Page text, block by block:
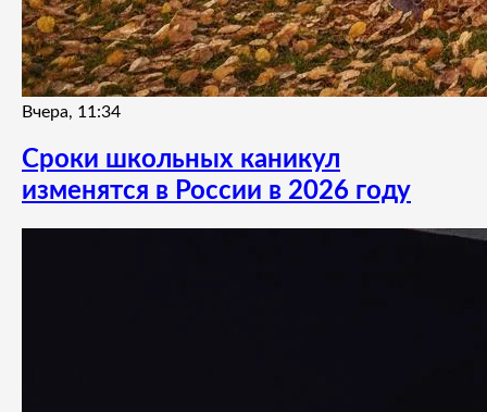
Вчера, 11:34
Сроки школьных каникул
изменятся в России в 2026 году